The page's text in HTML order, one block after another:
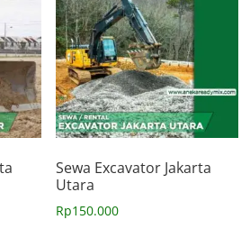
Sewa Excavator Jakarta
Utara
Rp150.000